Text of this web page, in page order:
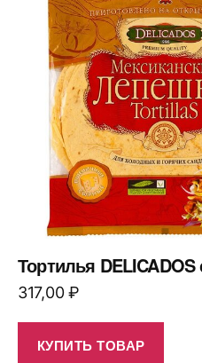
Тортилья
317,00₽
КУПИТЬ ТОВАР